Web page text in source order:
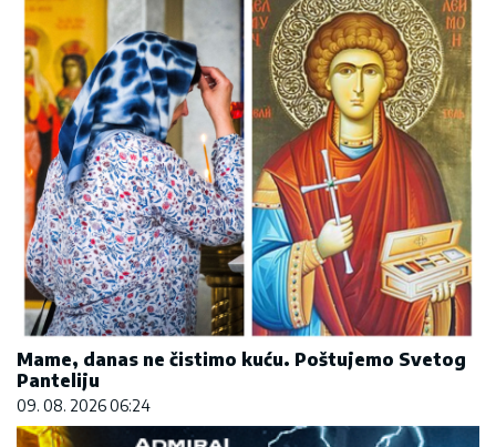
Mame, danas ne čistimo kuću. Poštujemo Svetog
Panteliju
09. 08. 2026 06:24